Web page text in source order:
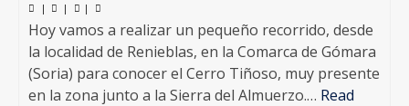
| | |
Hoy vamos a realizar un pequeño recorrido, desde
la localidad de Renieblas, en la Comarca de Gómara
(Soria) para conocer el Cerro Tiñoso, muy presente
en la zona junto a la Sierra del Almuerzo.… Read